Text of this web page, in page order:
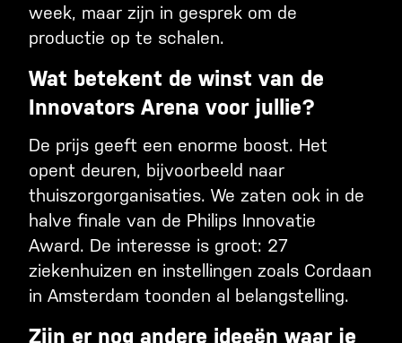
week, maar zijn in gesprek om de
productie op te schalen.
Wat betekent de winst van de
Innovators Arena voor jullie?
De prijs geeft een enorme boost. Het
opent deuren, bijvoorbeeld naar
thuiszorgorganisaties. We zaten ook in de
halve finale van de Philips Innovatie
Award. De interesse is groot: 27
ziekenhuizen en instellingen zoals Cordaan
in Amsterdam toonden al belangstelling.
Zijn er nog andere ideeën waar je